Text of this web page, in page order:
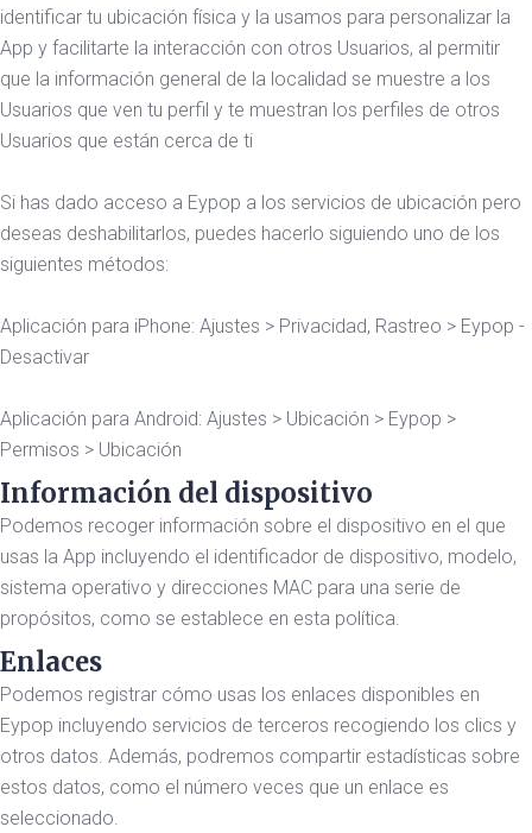
identificar tu ubicación física y la usamos para personalizar la
App y facilitarte la interacción con otros Usuarios, al permitir
que la información general de la localidad se muestre a los
Usuarios que ven tu perfil y te muestran los perfiles de otros
Usuarios que están cerca de ti
Si has dado acceso a Eypop a los servicios de ubicación pero
deseas deshabilitarlos, puedes hacerlo siguiendo uno de los
siguientes métodos:
Aplicación para iPhone: Ajustes > Privacidad, Rastreo > Eypop -
Desactivar
Aplicación para Android: Ajustes > Ubicación > Eypop >
Permisos > Ubicación
Información del dispositivo
Podemos recoger información sobre el dispositivo en el que
usas la App incluyendo el identificador de dispositivo, modelo,
sistema operativo y direcciones MAC para una serie de
propósitos, como se establece en esta política.
Enlaces
Podemos registrar cómo usas los enlaces disponibles en
Eypop incluyendo servicios de terceros recogiendo los clics y
otros datos. Además, podremos compartir estadísticas sobre
estos datos, como el número veces que un enlace es
seleccionado.